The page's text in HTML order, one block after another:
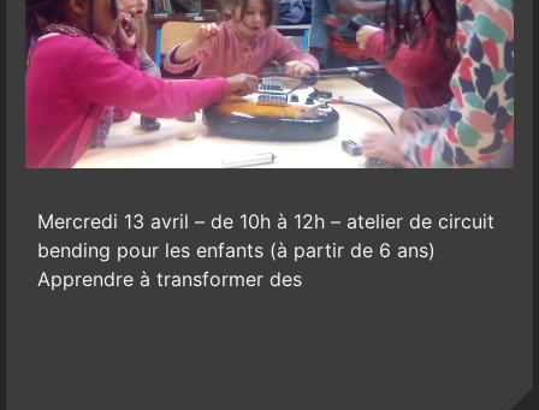
Mercredi 13 avril – de 10h à 12h – atelier de circuit
bending pour les enfants (à partir de 6 ans)
Apprendre à transformer des